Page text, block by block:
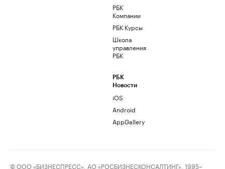
РБК
Компании
РБК Курсы
Школа
управления
РБК
РБК
Новости
iOS
Android
AppGallery
© ООО «БИЗНЕСПРЕСС», АО «РОСБИЗНЕСКОНСАЛТИНГ», 1995–